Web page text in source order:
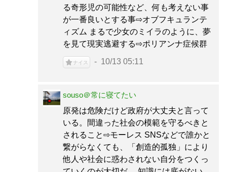
る奇形児の可能性など、何も考えない事
が一番良いとする事⇨オブフキュランテ
ィズム まるで少女のミイラのように、夢
を見て現実逃避する⇨ポリアンナ症候群
ナイス 10/13 05:11
souso＠常に寝てたい
原発は危険だけど政府が大丈夫と言って
いる。間違った社会の模範を守るべきと
されること⇨モーレス SNSなどで誰かと
繋がらなくても、「創造的孤独」により
他人や社会に惑わされない自分をつくっ